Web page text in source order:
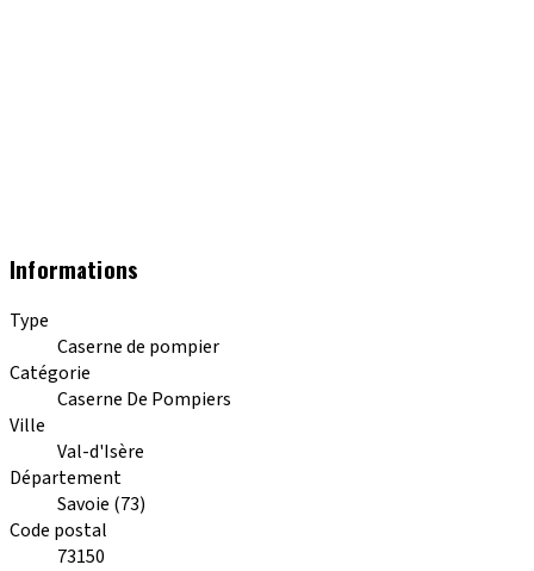
Informations
Type
Caserne de pompier
Catégorie
Caserne De Pompiers
Ville
Val-d'Isère
Département
Savoie (73)
Code postal
73150